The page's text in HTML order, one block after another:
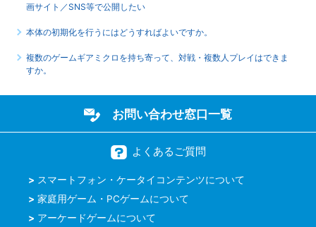
画サイト／SNS等で公開したい
本体の初期化を行うにはどうすればよいですか。
複数のゲームギアミクロを持ち寄って、対戦・複数人プレイはできま
すか。
お問い合わせ窓口一覧
よくあるご質問
スマートフォン・ケータイコンテンツについて
家庭用ゲーム・PCゲームについて
アーケードゲームについて